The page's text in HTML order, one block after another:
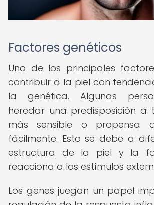
Factores genéticos
Uno de los principales
contribuir a la piel con
la genética. Algunas
heredar una predisposición a
más sensible o propensa
fácilmente. Esto se debe a
estructura de la piel y la
reacciona a los estímulos
Los genes juegan un papel